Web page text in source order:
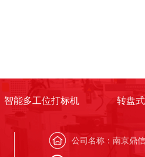
智能多工位打标机 转盘
公司名称：南京鼎